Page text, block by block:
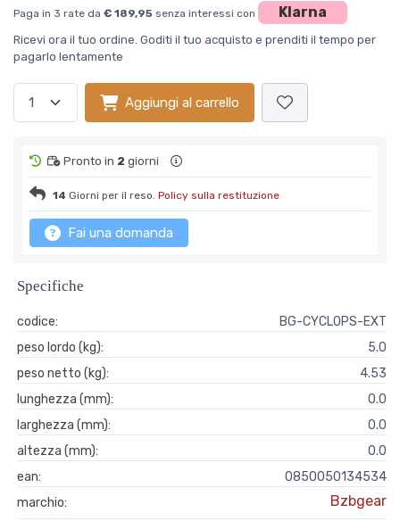
Paga in 3 rate da € 189,95 senza interessi con Klarna
Ricevi ora il tuo ordine. Goditi il tuo acquisto e prenditi il tempo per
pagarlo lentamente
Aggiungi al carrello
Pronto in 2 giorni
14 Giorni per il reso. Policy sulla restituzione
Fai una domanda
Specifiche
codice:
BG-CYCLOPS-EXT
peso lordo (kg):
5.0
peso netto (kg):
4.53
lunghezza (mm):
0.0
larghezza (mm):
0.0
altezza (mm):
0.0
ean:
0850050134534
marchio:
Bzbgear